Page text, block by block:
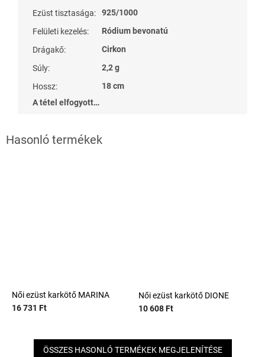
Ezüst tisztasága:
925/1000
Felületi kezelés:
Ródium bevonatú
Drágakő:
Cirkon
Súly:
2,2 g
Hossz:
18 cm
A tétel elfogyott…
Női ezüst karkötő MARINA
16 731 Ft
Női ezüst karkötő DIONE
10 608 Ft
ÖSSZES HASONLÓ TERMÉKEK MEGJELENÍTÉSE